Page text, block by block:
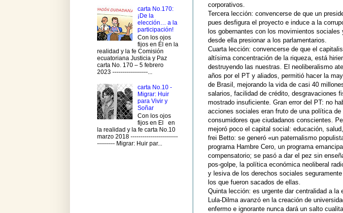
corporativos.
Tercera lección: convencerse de que un
pues desfigura el proyecto e induce a la
los gobernantes con los movimientos
desde ella presionar a los parlamentarios.
Cuarta lección: convencerse de que el
altísima concentración de la riqueza, está
destruyendo las nuestras. El neoliberalismo
años por el PT y aliados, permitió hacer la
de Brasil, mejorando la vida de casi 40
salarios, facilidad de crédito, desgravaciones
mostrado insuficiente. Gran error del PT: no
acciones sociales eran fruto de una política
consumidores que ciudadanos conscientes.
mejoró poco el capital social: educación,
frei Betto: se generó «un paternalismo
programa Hambre Cero, un programa
compensatorio; se pasó a dar el pez sin
pos-golpe, la política económica neoliberal
y lesiva de los derechos sociales
los que fueron sacados de ellas.
Quinta lección: es urgente dar centralidad a la
Lula-Dilma avanzó en la creación de
enfermo e ignorante nunca dará un salto
carta No.170:
¡De la
elección… a la
participación!
Con los ojos
fijos en Él en la
realidad y la fe Comisión
ecuatoriana Justicia y Paz
carta No. 170 – 5 febrero
2023 ------------------...
carta No.10 -
Migrar: Huir
para Vivir y
Soñar
Con los ojos
fijos en El en
la realidad y la fe carta No.10
marzo 2018 ------------------------
--------- Migrar: Huir par...